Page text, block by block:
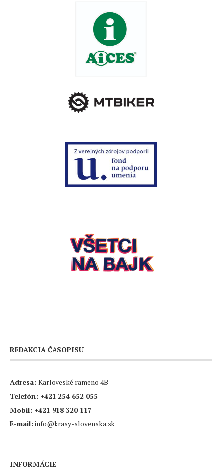
REDAKCIA ČASOPISU
Adresa: Karloveské rameno 4B
Telefón: +421 254 652 055
Mobil: +421 918 320 117
E-mail: info@krasy-slovenska.sk
INFORMÁCIE